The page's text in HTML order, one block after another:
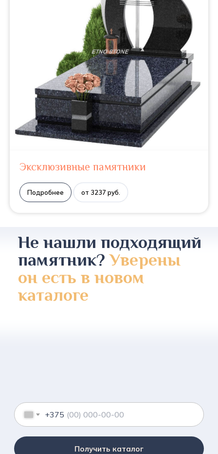
Эксклюзивные памятники
Подробнее от 3237 руб.
Не нашли подходящий
памятник?Уверены
он есть в новом
каталоге
+375
Получить каталог